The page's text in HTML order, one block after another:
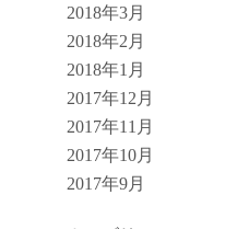
2018年3月
2018年2月
2018年1月
2017年12月
2017年11月
2017年10月
2017年9月